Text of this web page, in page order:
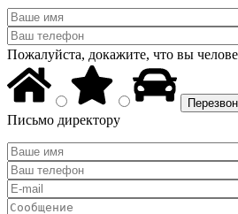
Пожалуйста, докажите, что вы
Письмо директору